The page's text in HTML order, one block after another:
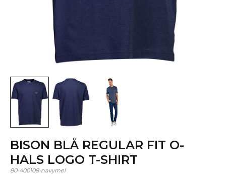
BISON BLÅ REGULAR FIT O-
HALS LOGO T-SHIRT
80-400108-navymel